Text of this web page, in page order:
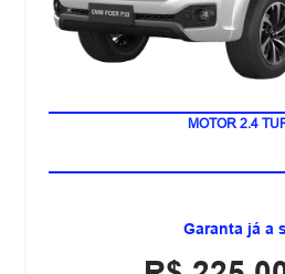
SISTEMA
Garanta já a